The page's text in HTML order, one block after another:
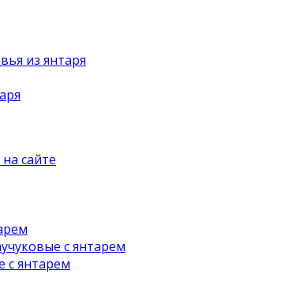
из янтаря
сайте
с янтарем
с янтарем